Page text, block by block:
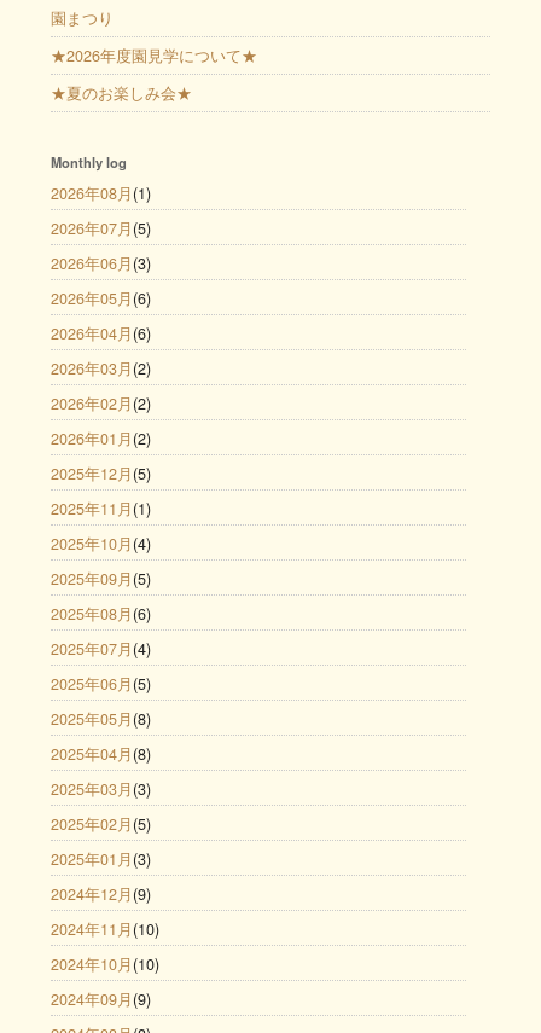
園まつり
★2026年度園見学について★
★夏のお楽しみ会★
Monthly log
2026年08月 (1)
2026年07月 (5)
2026年06月 (3)
2026年05月 (6)
2026年04月 (6)
2026年03月 (2)
2026年02月 (2)
2026年01月 (2)
2025年12月 (5)
2025年11月 (1)
2025年10月 (4)
2025年09月 (5)
2025年08月 (6)
2025年07月 (4)
2025年06月 (5)
2025年05月 (8)
2025年04月 (8)
2025年03月 (3)
2025年02月 (5)
2025年01月 (3)
2024年12月 (9)
2024年11月 (10)
2024年10月 (10)
2024年09月 (9)